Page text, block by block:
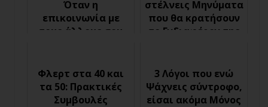
Όταν η
επικοινωνία με
τους άλλους σου
στέλνεις Μηνύματα
που θα κρατήσουν
το Ενδιαφέρον της
Φλερτ στα 40 και
τα 50: Πρακτικές
Συμβουλές
3 Λόγοι που ενώ
Ψάχνεις σύντροφο,
είσαι ακόμα Μόνος